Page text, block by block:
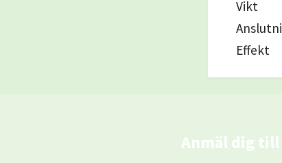
Vikt
Effekt
Anmäl dig